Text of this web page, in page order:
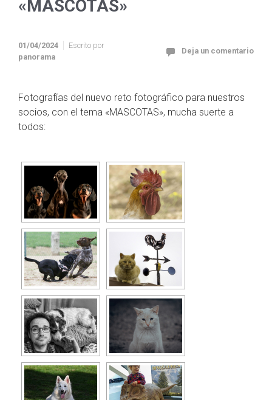
«MASCOTAS»
01/04/2024
Escrito por
panorama
Deja un comentario
Fotografías del nuevo reto fotográfico para nuestros
socios, con el tema «MASCOTAS», mucha suerte a
todos: